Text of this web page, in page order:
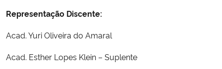
Secretaria-Geral
Secretaria de Governo
Representação Discente:
Acad. Yuri Oliveira do Amaral
Acad. Esther Lopes Klein – Suplente